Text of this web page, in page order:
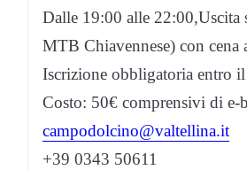
Dalle 19:00 alle 22:00,Uscita
MTB Chiavennese) con cena
Iscrizione obbligatoria entro
Costo: 50€ comprensivi di e-
campodolcino@valtellina.it
+39 0343 50611